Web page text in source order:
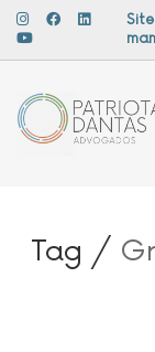
Tag /